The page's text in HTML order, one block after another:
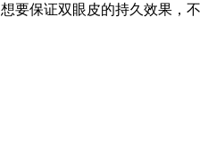
要保证双眼皮的持久效果，不